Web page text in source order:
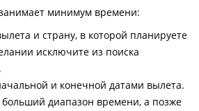
минимум времени:
и страну, в которой планируете
исключите из поиска
и конечной датами вылета.
диапазон времени, а позже